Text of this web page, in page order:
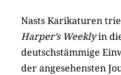
Nasts Karikaturen
Harper’s Weeklyin
deutschstämmige
der angesehensten